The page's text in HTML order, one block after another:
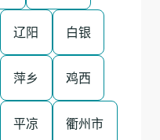
辽阳 白银
萍乡 鸡西
平凉 衢州市